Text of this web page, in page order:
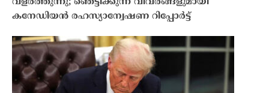
കനേഡിയൻ രഹസ്യാന്വേഷണ റിപ്പോർട്ട്